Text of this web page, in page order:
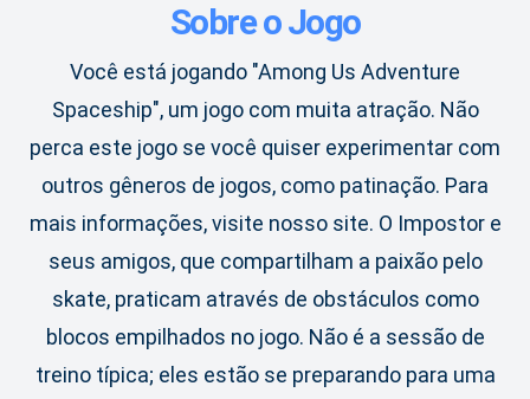
Sobre o Jogo
Você está jogando "Among Us Adventure
Spaceship", um jogo com muita atração. Não
perca este jogo se você quiser experimentar com
outros gêneros de jogos, como patinação. Para
mais informações, visite nosso site. O Impostor e
seus amigos, que compartilham a paixão pelo
skate, praticam através de obstáculos como
blocos empilhados no jogo. Não é a sessão de
treino típica; eles estão se preparando para uma